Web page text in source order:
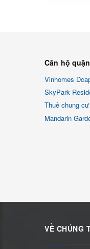
Căn hộ
Vinhomes
SkyPark
Thuê chung
Mandarin
VỀ CHÚNG